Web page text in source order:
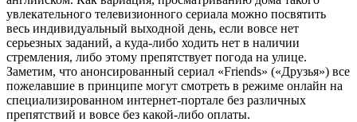
увлекательного телевизионного сериала можно посвятить
весь индивидуальный выходной день, если вовсе нет
серьезных заданий, а куда-либо ходить нет в наличии
стремления, либо этому препятствует погода на улице.
Заметим, что анонсированный сериал «Friends» («Друзья») все
пожелавшие в принципе могут смотреть в режиме онлайн на
специализированном интернет-портале без различных
препятствий и вовсе без какой-либо оплаты.